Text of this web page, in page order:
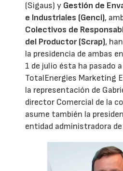
(Sigaus) y Gestión de
e Industriales (Genci),
Colectivos de
del Productor (Scrap),
la presidencia de ambas
1 de julio ésta ha pasado
TotalEnergies Marketing
la representación de
director Comercial de la
asume también la
entidad administradora